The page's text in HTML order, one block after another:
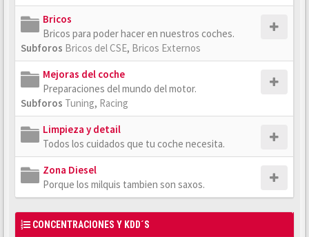
Bricos
Bricos para poder hacer en nuestros coches.
Subforos Bricos del CSE, Bricos Externos
Mejoras del coche
Preparaciones del mundo del motor.
Subforos Tuning, Racing
Limpieza y detail
Todos los cuidados que tu coche necesita.
Zona Diesel
Porque los milquis tambien son saxos.
CONCENTRACIONES Y KDD´S